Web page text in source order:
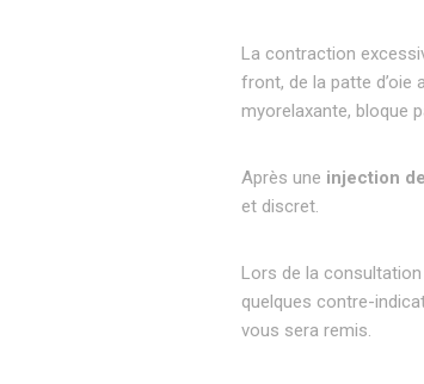
La contraction
front, de la patte d’oie
myorelaxante, bloque
Après une injection
et discret.
Lors de la consultation
quelques contre-
vous sera remis.